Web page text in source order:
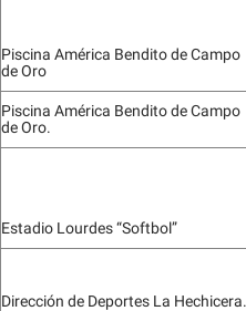
Piscina América Bendito de Campo
de Oro
Piscina América Bendito de Campo
de Oro.
Estadio Lourdes “Softbol”
Dirección de Deportes La Hechicera.